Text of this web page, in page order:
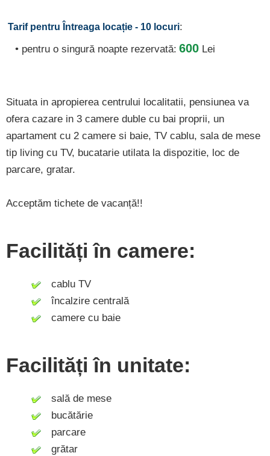
Tarif pentru Întreaga locație - 10 locuri:
• pentru o singură noapte rezervată: 600 Lei
Situata in apropierea centrului localitatii, pensiunea va
ofera cazare in 3 camere duble cu bai proprii, un
apartament cu 2 camere si baie, TV cablu, sala de mese
tip living cu TV, bucatarie utilata la dispozitie, loc de
parcare, gratar.
Acceptăm tichete de vacanță!!
Facilități în camere:
cablu TV
încalzire centrală
camere cu baie
Facilități în unitate:
sală de mese
bucătărie
parcare
grătar